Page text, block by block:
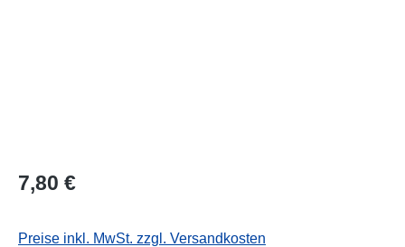
7,80 €
Preise inkl. MwSt. zzgl. Versandkosten